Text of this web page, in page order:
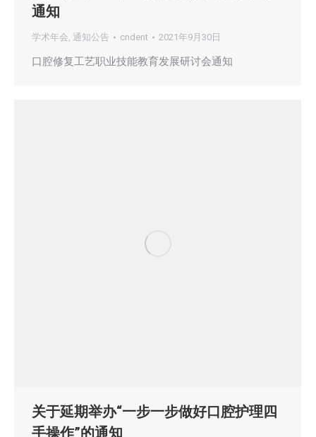
通知
学术年会, 通知公告 cndent 2021年9月30日
口腔修复工艺职业技能教育发展研讨会通知
关于延期举办“一步一步做好口腔护理四
手操作”的通知